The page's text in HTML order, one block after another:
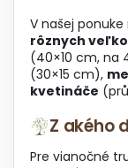
V našej
rôznych
(40×10 cm, na
(30×15 cm),
kvetináče
Z akého
Pre vianočné